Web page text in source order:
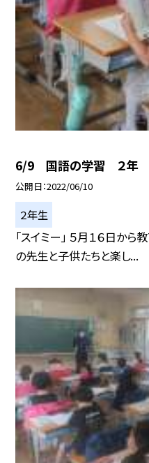
6/9 国語の学習 ２年
公開日 2022/06/10
２年生
「スイミー」 ５月１６日か
の先生と子供たちと楽し...